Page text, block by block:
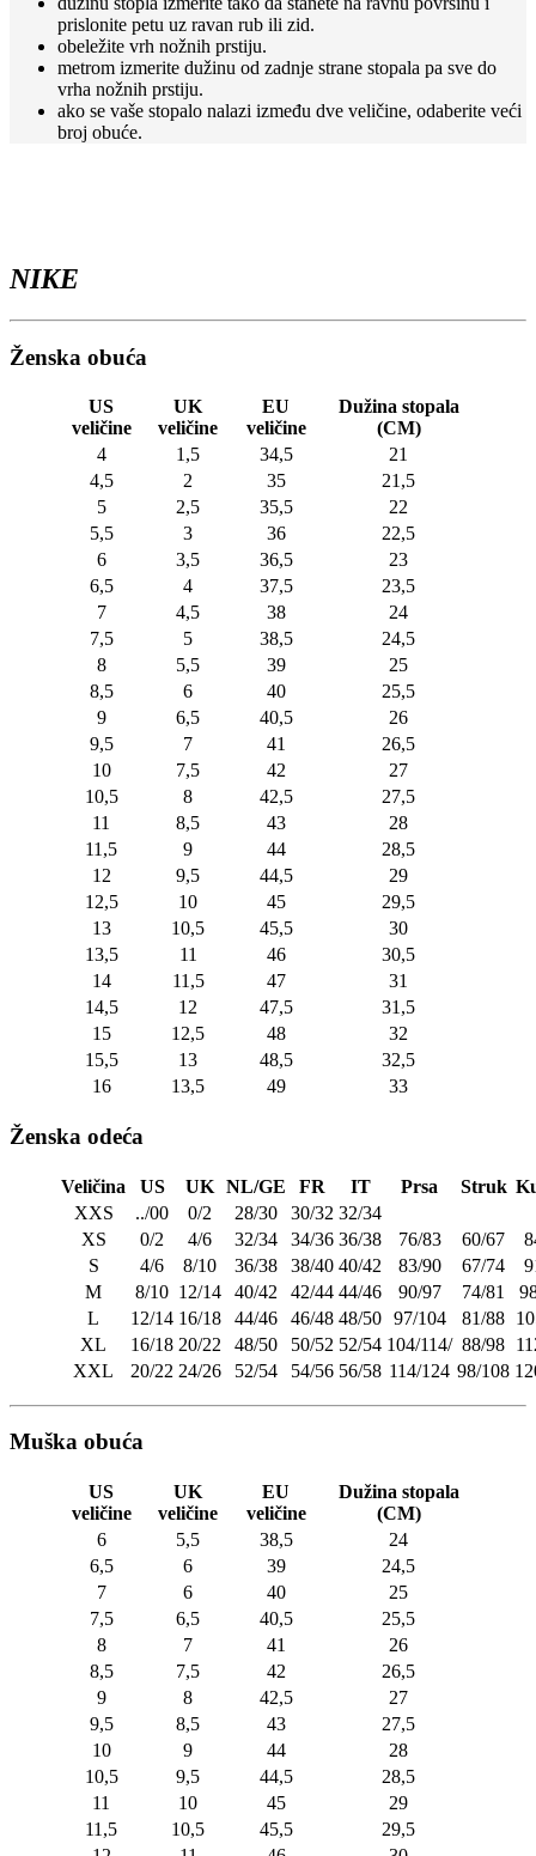
na
stranici
prislonite petu uz ravan rub ili zid.
obeležite vrh nožnih prstiju.
metrom izmerite dužinu od zadnje strane stopala pa sve do
vrha nožnih prstiju.
ako se vaše stopalo nalazi između dve veličine, odaberite veći
broj obuće.
NIKE
Ženska obuća
US
veličine
UK
veličine
EU
veličine
Dužina stopala
(CM)
4
1,5 34,5
21
4,5
2 35
21,5
5
2,5 35,5
22
5,5
3 36
22,5
6
3,5 36,5
23
6,5
4 37,5
23,5
7
4,5 38
24
7,5
5 38,5
24,5
8
5,5 39
25
8,5
6 40
25,5
9
6,5 40,5
26
9,5
7 41
26,5
10
7,5 42
27
10,5
8 42,5
27,5
11
8,5 43
28
11,5
9 44
28,5
12
9,5 44,5
29
12,5
10 45
29,5
13
10,5 45,5
30
13,5
11 46
30,5
14
11,5 47
31
14,5
12 47,5
31,5
15
12,5 48
32
15,5
13 48,5
32,5
16
13,5 49 33
Ženska odeća
Veličina US UK NL/GE FR IT Prsa Struk
XXS
../00 0/2 28/30 30/32 32/34
XS
0/2 4/6 32/34 34/36 36/38 76/83 60/67
S
4/6 8/10 36/38 38/40 40/42 83/90 67/74
M
8/10 12/14 40/42 42/44 44/46 90/97 74/81
L
12/14 16/18 44/46 46/48 48/50 97/104 81/88
XL
16/18 20/22 48/50 50/52 52/54 104/114/ 88/98
XXL
20/22 24/26 52/54 54/56 56/58 114/124 98/108
Muška obuća
US
veličine
UK
veličine
EU
veličine
Dužina stopala
(CM)
6
5,5 38,5
24
6,5
6 39
24,5
7
6 40
25
7,5
6,5 40,5
25,5
8
7 41
26
8,5
7,5 42
26,5
9
8 42,5
27
9,5
8,5 43
27,5
10
9 44
28
10,5
9,5 44,5
28,5
11
10 45
29
11,5
10,5 45,5
29,5